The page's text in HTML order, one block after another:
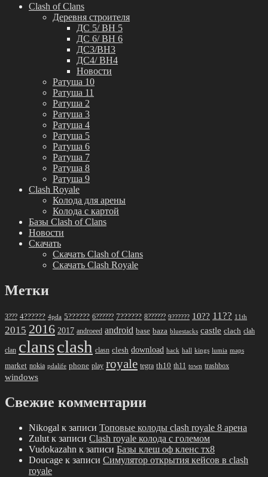
Clash of Clans
Деревня строителя
ДС 5/ BH 5
ДС 6/ BH 6
ДС3/BH3
ДС4/ BH4
Новости
Ратуша 10
Ратуша 11
Ратуша 2
Ратуша 3
Ратуша 4
Ратуша 5
Ратуша 6
Ратуша 7
Ратуша 8
Ратуша 9
Clash Royale
Колода для арены
Колода с картой
Базы Clash of Clans
Новости
Скачать
Скачать Clash of Clans
Скачать Clash Royale
Метки
3??? 4?????? 4pda 5?????? 6?????? 7?????? 8?????? 9?????? 10?? 11?? 11th
2015 2016 2017 androeed android base baza bluestacks castle clach clah
clan clansclash clasn clesh download hack hall kings lumia maps
market nokia pdalife phone play royale tegra th10 th11 town trashbox
windows
Свежие комментарии
Nikogal к записи Топовые колоды clash royale 8 арена
Zulut к записи Clash royale колода с големом
Vudokazahn к записи Базы клеш оф кленс тх8
Doucage к записи Симулятор открытия кейсов в clash
royale